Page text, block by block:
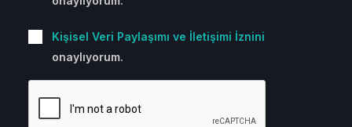
Kişisel Veri Paylaşımı ve İletişimi İznini
onaylıyorum.